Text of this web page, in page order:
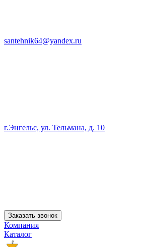
santehnik64@yandex.ru
г.Энгельс, ул. Тельмана, д. 10
Заказать звонок
Компания
Каталог